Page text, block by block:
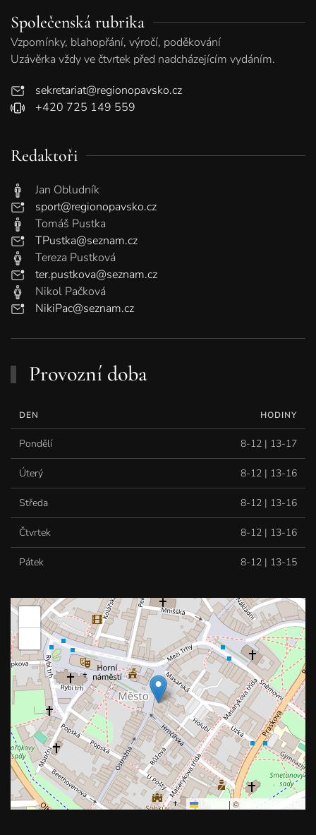
Společenská rubrika
Vzpomínky, blahopřání, výročí, poděkování
Uzávěrka vždy ve čtvrtek před nadcházejícím vydáním.
sekretariat@regionopavsko.cz
+420 725 149 559
Redaktoři
Jan Obludník
sport@regionopavsko.cz
Tomáš Pustka
TPustka@seznam.cz
Tereza Pustková
ter.pustkova@seznam.cz
Nikol Pačková
NikiPac@seznam.cz
Provozní doba
DEN HODINY
Pondělí 8-12 | 13-17
Úterý 8-12 | 13-16
Středa 8-12 | 13-16
Čtvrtek 8-12 | 13-16
Pátek 8-12 | 13-15
Leaflet | © OpenStreetMap